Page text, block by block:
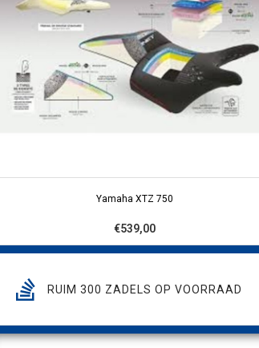
Yamaha XTZ 750
€539,00
RUIM 300 ZADELS OP VOORRAAD